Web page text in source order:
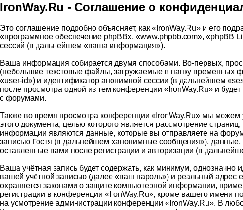
IronWay.Ru - Соглашение о
Это соглашение подробно объясняет, как «IronWay.Ru» и его
«программное обеспечение phpBB», «www.phpbb.com», «phpBB
сессий (в дальнейшем «ваша информация»).
Ваша информация собирается двумя способами. Во-первых,
(небольшие текстовые файлы, загружаемые в папку временных
«user-id») и идентификатор анонимной сессии (в дальнейшем
после просмотра одной из тем конференции «IronWay.Ru» и
с форумами.
Также во время просмотра конференции «IronWay.Ru» мы
этого документа, целью которого является рассмотрение
информации являются данные, которые вы отправляете на
записью Гостя (в дальнейшем «анонимные сообщения»),
оставленные вами после регистрации и авторизации (в
Ваша учётная запись будет содержать, как минимум,
вашей учётной записью (далее «ваш пароль») и реальный
охраняется законами о защите компьютерной информации,
регистрации в конференции «IronWay.Ru», кроме вашего имени
на усмотрение администрации конференции «IronWay.Ru». В